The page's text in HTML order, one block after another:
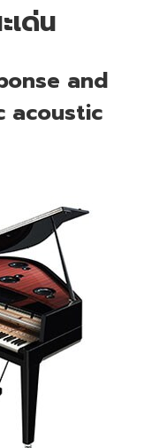
ด่น
and
acoustic